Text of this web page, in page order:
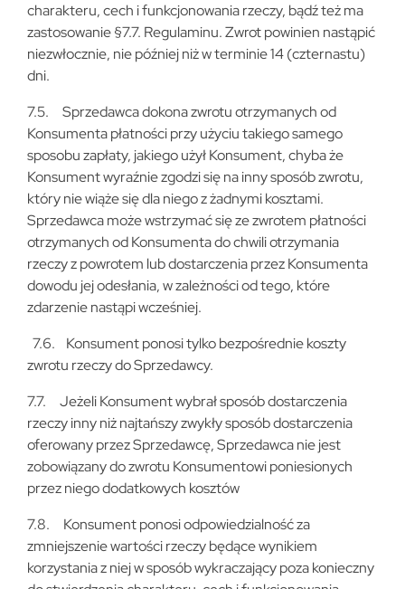
charakteru, cech i funkcjonowania rzeczy, bądź też ma
zastosowanie §7.7. Regulaminu. Zwrot powinien nastąpić
niezwłocznie, nie później niż w terminie 14 (czternastu)
dni.
7.5. Sprzedawca dokona zwrotu otrzymanych od
Konsumenta płatności przy użyciu takiego samego
sposobu zapłaty, jakiego użył Konsument, chyba że
Konsument wyraźnie zgodzi się na inny sposób zwrotu,
który nie wiąże się dla niego z żadnymi kosztami.
Sprzedawca może wstrzymać się ze zwrotem płatności
otrzymanych od Konsumenta do chwili otrzymania
rzeczy z powrotem lub dostarczenia przez Konsumenta
dowodu jej odesłania, w zależności od tego, które
zdarzenie nastąpi wcześniej.
7.6. Konsument ponosi tylko bezpośrednie koszty
zwrotu rzeczy do Sprzedawcy.
7.7. Jeżeli Konsument wybrał sposób dostarczenia
rzeczy inny niż najtańszy zwykły sposób dostarczenia
oferowany przez Sprzedawcę, Sprzedawca nie jest
zobowiązany do zwrotu Konsumentowi poniesionych
przez niego dodatkowych kosztów
7.8. Konsument ponosi odpowiedzialność za
zmniejszenie wartości rzeczy będące wynikiem
korzystania z niej w sposób wykraczający poza konieczny